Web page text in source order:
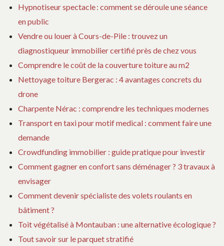
Hypnotiseur spectacle : comment se déroule une séance
en public
Vendre ou louer à Cours-de-Pile : trouvez un
diagnostiqueur immobilier certifié près de chez vous
Comprendre le coût de la couverture toiture au m2
Nettoyage toiture Bergerac : 4 avantages concrets du
drone
Charpente Nérac : comprendre les techniques modernes
Transport en taxi pour motif medical : comment faire une
demande
Crowdfunding immobilier : guide pratique pour investir
Comment gagner en confort sans déménager ? 3 travaux à
envisager
Comment devenir spécialiste des volets roulants en
bâtiment ?
Toit végétalisé à Montauban : une alternative écologique ?
Tout savoir sur le parquet stratifié